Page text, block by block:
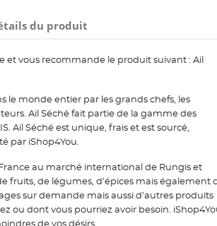
du produit
et vous recommande le produit suivant : Ail
le monde entier par les grands chefs, les
Ail Séché fait partie de la gamme des
Ail Séché est unique, frais et est sourcé,
par iShop4You.
au marché international de Rungis et
fruits, de légumes, d’épices mais également
sur demande mais aussi d’autres produits
ou dont vous pourriez avoir besoin.